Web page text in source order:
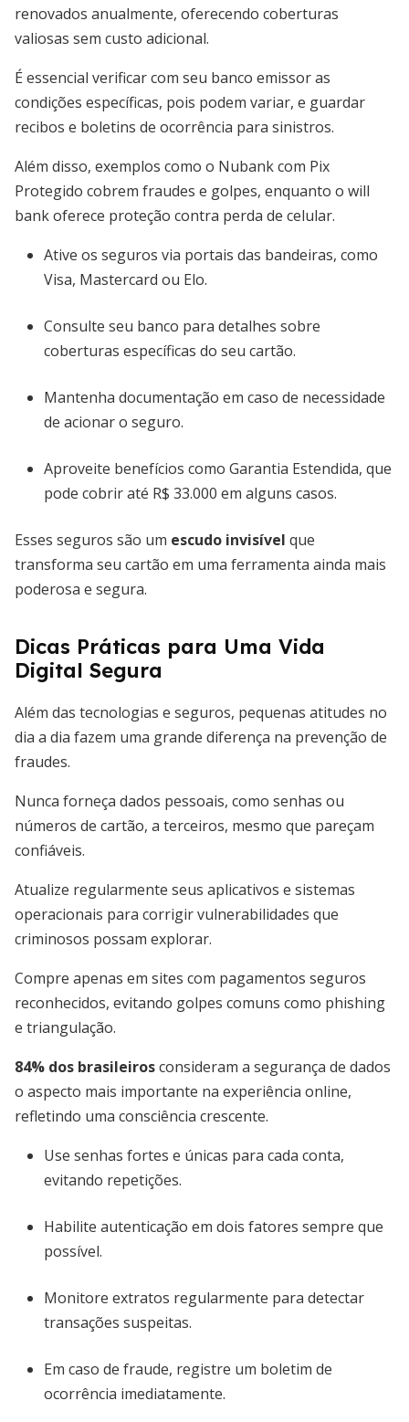
renovados anualmente, oferecendo coberturas
valiosas sem custo adicional.
É essencial verificar com seu banco emissor as
condições específicas, pois podem variar, e guardar
recibos e boletins de ocorrência para sinistros.
Além disso, exemplos como o Nubank com Pix
Protegido cobrem fraudes e golpes, enquanto o will
bank oferece proteção contra perda de celular.
Ative os seguros via portais das bandeiras, como
Visa, Mastercard ou Elo.
Consulte seu banco para detalhes sobre
coberturas específicas do seu cartão.
Mantenha documentação em caso de necessidade
de acionar o seguro.
Aproveite benefícios como Garantia Estendida, que
pode cobrir até R$ 33.000 em alguns casos.
Esses seguros são um escudo invisível que
transforma seu cartão em uma ferramenta ainda mais
poderosa e segura.
Dicas Práticas para Uma Vida
Digital Segura
Além das tecnologias e seguros, pequenas atitudes no
dia a dia fazem uma grande diferença na prevenção de
fraudes.
Nunca forneça dados pessoais, como senhas ou
números de cartão, a terceiros, mesmo que pareçam
confiáveis.
Atualize regularmente seus aplicativos e sistemas
operacionais para corrigir vulnerabilidades que
criminosos possam explorar.
Compre apenas em sites com pagamentos seguros
reconhecidos, evitando golpes comuns como phishing
e triangulação.
84% dos brasileirosconsideram a segurança de dados
o aspecto mais importante na experiência online,
refletindo uma consciência crescente.
Use senhas fortes e únicas para cada conta,
evitando repetições.
Habilite autenticação em dois fatores sempre que
possível.
Monitore extratos regularmente para detectar
transações suspeitas.
Em caso de fraude, registre um boletim de
ocorrência imediatamente.